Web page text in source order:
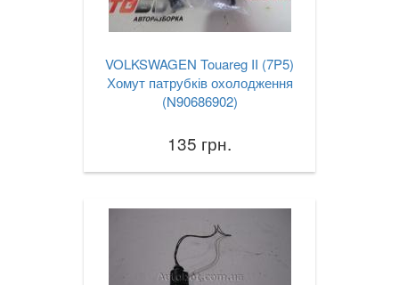
VOLKSWAGEN Touareg II (7P5)
Хомут патрубків охолодження
(N90686902)
135 грн.